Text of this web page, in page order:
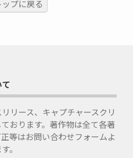
ップに戻る
リース、キャプチャースクリ
おります。著作物は全て各著
等はお問い合わせフォームよ
。